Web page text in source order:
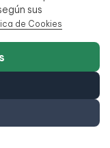
sus
de Cookies